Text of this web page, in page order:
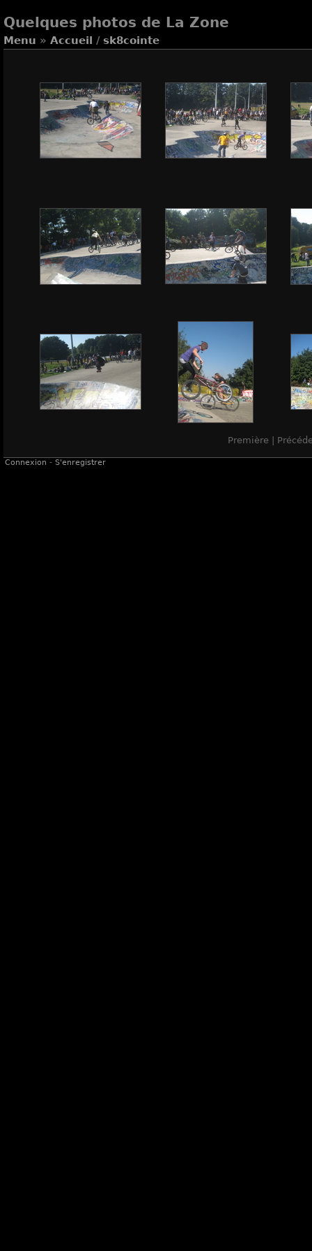
Quelques photos de La Zone
Menu » Accueil / sk8cointe
Première |
Connexion - S'enregistrer